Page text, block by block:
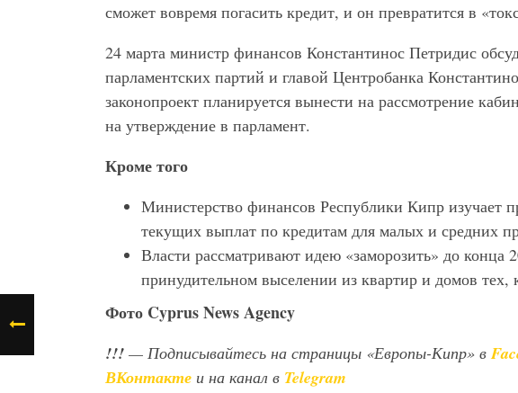
сможет вовремя погасить кредит, и он превратится в
24 марта министр финансов Константинос Петридис
парламентских партий и главой Центробанка
законопроект планируется вынести на рассмотрение
на утверждение в парламент.
Кроме того
Министерство финансов Республики Кипр изучает
текущих выплат по кредитам для малых и средних
Власти рассматривают идею «заморозить» до конца
принудительном выселении из квартир и домов тех,
Фото CyprusNewsAgency
!!! — Подписывайтесь на страницы «Европы-Кипр» в
ВКонтакте и на канал в Telegram